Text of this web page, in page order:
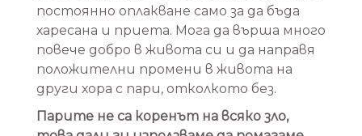
постоянно оплакване само за да бъда
харесана и приета. Мога да върша много
повече добро в живота си и да направя
положителни промени в живота на
други хора с пари, отколкото без.
Парите не са коренът на всяко зло,